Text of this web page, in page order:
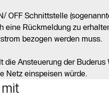
Schnittstelle
Rückmeldung zu
bezogen werden muss.
Ansteuerung der
Netz einspeisen würde.